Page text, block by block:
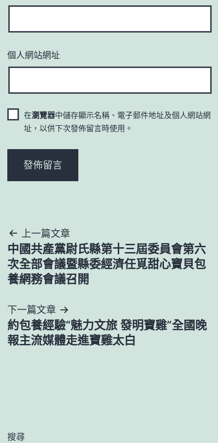
個人網站網址
在瀏覽器中儲存顯示名稱、電子郵件地址及個人網站網
址，以供下次發佈留言時使用。
文
章
導
覽
上一篇文章
中國共產黨尉氏縣第十三屆委員會第六
次全部會議暨縣委經濟任覓甜心寶貝包
養網務會議召開
下一篇文章
約包養經驗“魅力文旅 發明寶雞”全國晚
報主流媒體走進寶雞太白
搜尋